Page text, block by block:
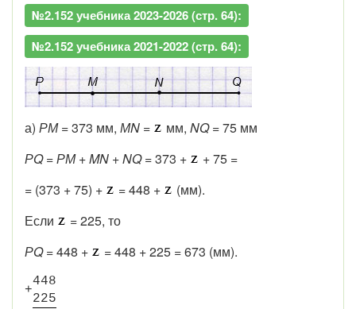
№2.152 учебника 2023-2026 (стр. 64):
№2.152 учебника 2021-2022 (стр. 64):
а) РМ= 373 мм, МN = мм, NQ= 75 мм
РQ = РМ + MN + NQ= 373 +
+ 75 =
= (373 + 75) +
= 448 +
(мм).
Если
= 225, то
РQ =448 + = 448 + 225 = 673 (мм).
+
448
225